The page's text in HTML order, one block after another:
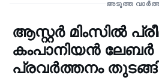
അടുത്ത
‹
ആസ്റ്റർ മിംസിൽ
കംപാനിയൻ
പ്രവർത്തനം